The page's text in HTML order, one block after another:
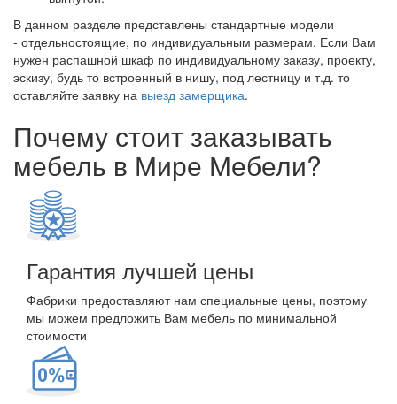
В данном разделе представлены стандартные модели
- отдельностоящие, по индивидуальным размерам. Если Вам
нужен распашной шкаф по индивидуальному заказу, проекту,
эскизу, будь то встроенный в нишу, под лестницу и т.д. то
оставляйте заявку на выезд замерщика.
Почему стоит заказывать
мебель в Мире Мебели?
Гарантия лучшей цены
Фабрики предоставляют нам специальные цены, поэтому
мы можем предложить Вам мебель по минимальной
стоимости